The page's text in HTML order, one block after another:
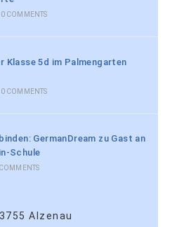
0 COMMENTS
Klasse 5d im Palmengarten
0 COMMENTS
GermanDream zu Gast an
Schule
Alzenau